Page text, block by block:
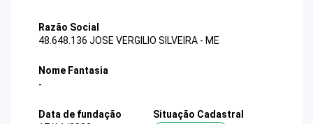
Razão Social
48.648.136 JOSE VERGILIO SILVEIRA - ME
Nome Fantasia
-
Data de fundação
Situação Cadastral